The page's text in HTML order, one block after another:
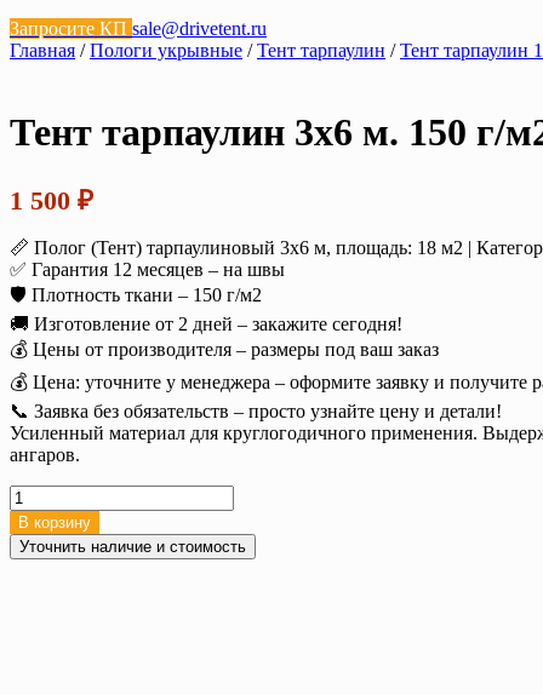
Запросите КП sale@drivetent.ru
Главная /Пологи укрывные /Тент тарпаулин /Тент тарпаулин
Тент тарпаулин 3х6 м. 150 г/
1 500 ₽
📏 Полог (Тент) тарпаулиновый 3х6 м, площадь: 18 м2 |
✅ Гарантия 12 месяцев – на швы
🛡️ Плотность ткани – 150 г/м2
🚚 Изготовление от 2 дней – закажите сегодня!
💰 Цены от производителя – размеры под ваш заказ
💰 Цена: уточните у менеджера – оформите заявку и получите
📞 Заявка без обязательств – просто узнайте цену и детали!
Усиленный материал для круглогодичного применения.
ангаров.
Количество
товара
Тент
тарпаулин
В корзину
Уточнить наличие и стоимость